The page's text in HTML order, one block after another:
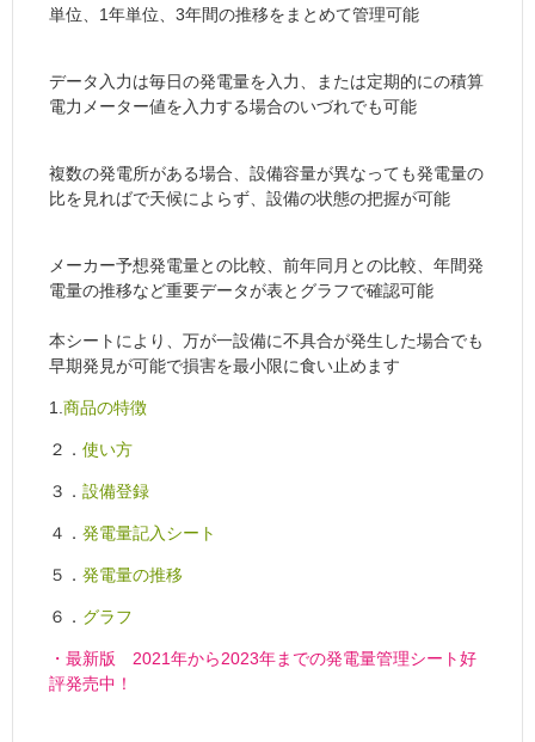
単位、1年単位、3年間の推移をまとめて管理可能
データ入力は毎日の発電量を入力、または定期的にの積算
電力メーター値を入力する場合のいづれでも可能
複数の発電所がある場合、設備容量が異なっても発電量の
比を見ればで天候によらず、設備の状態の把握が可能
メーカー予想発電量との比較、前年同月との比較、年間発
電量の推移など重要データが表とグラフで確認可能
本シートにより、万が一設備に不具合が発生した場合でも
早期発見が可能で損害を最小限に食い止めます
1. 商品の特徴
２． 使い方
３． 設備登録
４． 発電量記入シート
５． 発電量の推移
６． グラフ
・最新版 2021年から2023年までの発電量管理シート好
評発売中！